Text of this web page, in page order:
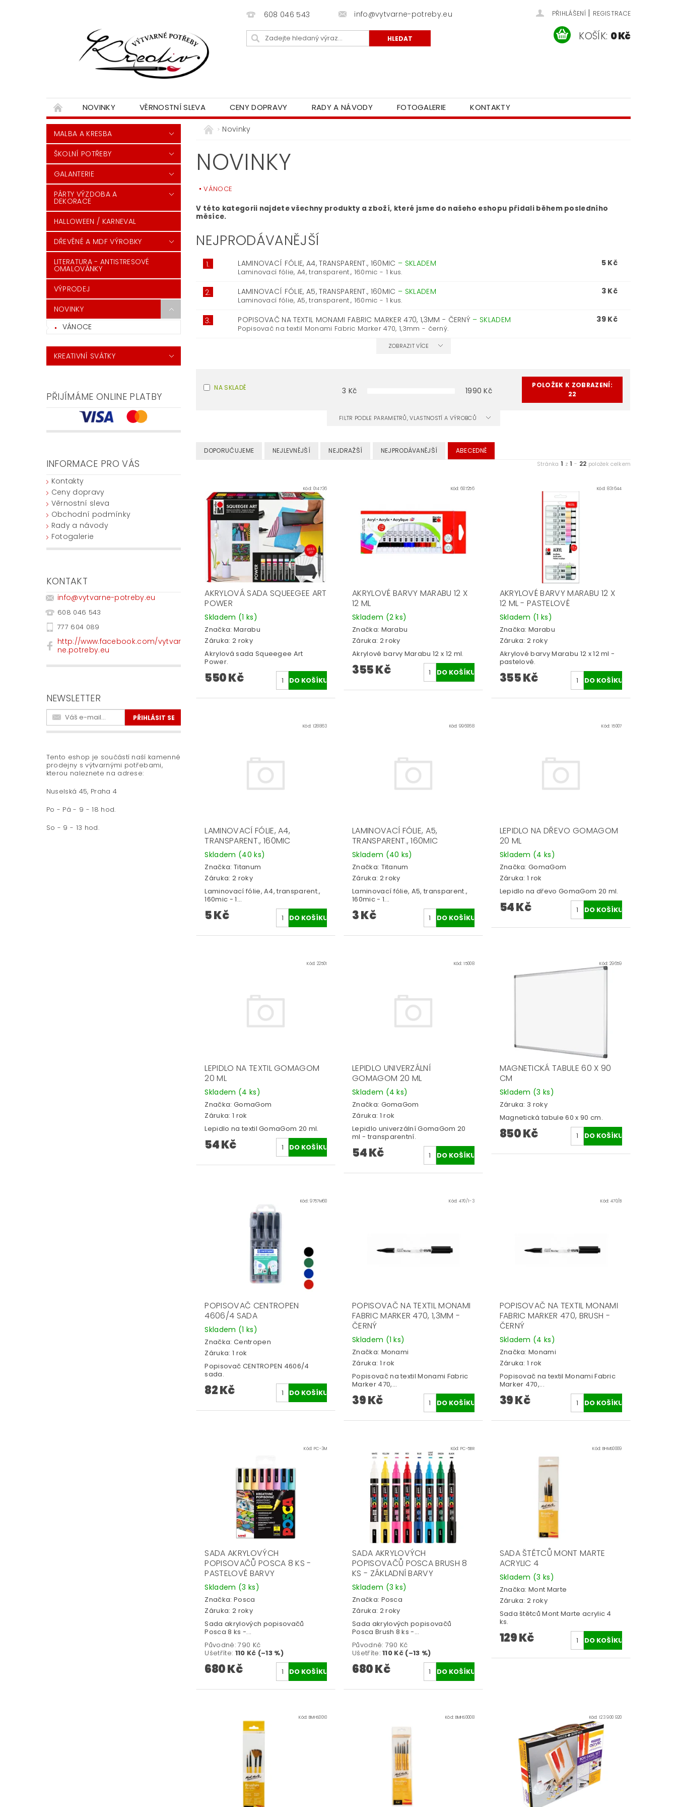
608 046 543 info@vytvarne-potreby.eu PŘIHLÁŠENÍ | REGISTRACE
KOŠÍK: 0 Kč
NOVINKY VĚRNOSTNÍ SLEVA CENY DOPRAVY RADY A NÁVODY FOTOGALERIE KONTAKTY
MALBA A KRESBA
ŠKOLNÍ POTŘEBY
GALANTERIE
PÁRTY VÝZDOBA A
DEKORACE
HALLOWEEN / KARNEVAL
DŘEVĚNÉ A MDF VÝROBKY
LITERATURA - ANTISTRESOVÉ
OMALOVÁNKY
VÝPRODEJ
NOVINKY
VÁNOCE
KREATIVNÍ SVÁTKY
PŘIJÍMÁME ONLINE PLATBY
INFORMACE PRO VÁS
Kontakty
Ceny dopravy
Věrnostní sleva
Obchodní podmínky
Rady a návody
Fotogalerie
KONTAKT
info@vytvarne-potreby.eu
608 046 543
777 604 089
http://www.facebook.com/vytvar
ne.potreby.eu
NEWSLETTER
Tento eshop je součástí naší kamenné
prodejny s výtvarnými potřebami,
kterou naleznete na adrese:
Nuselská 45, Praha 4
Po - Pá - 9 - 18 hod.
So - 9 - 13 hod.
Novinky
NOVINKY
VÁNOCE
V této kategorii najdete všechny produkty a zboží, které jsme do našeho eshopu přidali během posledního
měsíce.
NEJPRODÁVANĚJŠÍ
1. LAMINOVACÍ FÓLIE, A4, TRANSPARENT., 160MIC – SKLADEM
Laminovací fólie, A4, transparent., 160mic - 1 kus.
5 Kč
2. LAMINOVACÍ FÓLIE, A5, TRANSPARENT., 160MIC – SKLADEM
Laminovací fólie, A5, transparent., 160mic - 1 kus.
3 Kč
3. POPISOVAČ NA TEXTIL MONAMI FABRIC MARKER 470, 1,3MM - ČERNÝ – SKLADEM
Popisovač na textil Monami Fabric Marker 470, 1,3mm - černý.
39 Kč
ZOBRAZIT VÍCE
NA SKLADĚ 3 Kč 1990 Kč
POLOŽEK K ZOBRAZENÍ:
22
FILTR PODLE PARAMETRŮ, VLASTNOSTÍ A VÝROBCŮ
DOPORUČUJEME NEJLEVNĚJŠÍ NEJDRAŽŠÍ NEJPRODÁVANĚJŠÍ ABECEDNĚ
Stránka1 z1 - 22 položek celkem
Kód: 014736
AKRYLOVÁ SADA SQUEEGEE ART
POWER
Skladem (1 ks)
Značka: Marabu
Záruka: 2 roky
Akrylová sada Squeegee Art
Power.
550 Kč
Kód:607256
AKRYLOVÉ BARVY MARABU 12 X
12 ML
Skladem (2 ks)
Značka: Marabu
Záruka: 2 roky
Akrylové barvy Marabu 12 x 12 ml.
355 Kč
Kód: 831644
AKRYLOVÉ BARVY MARABU 12 X
12 ML - PASTELOVÉ
Skladem (1 ks)
Značka:Marabu
Záruka: 2 roky
Akrylové barvy Marabu 12 x 12 ml -
pastelové.
355 Kč
Kód: 128863
LAMINOVACÍ FÓLIE, A4,
TRANSPARENT., 160MIC
Skladem (40 ks)
Značka: Titanum
Záruka: 2 roky
Laminovací fólie, A4, transparent.,
160mic - 1...
5 Kč
Kód:996068
LAMINOVACÍ FÓLIE, A5,
TRANSPARENT., 160MIC
Skladem (40 ks)
Značka: Titanum
Záruka: 2 roky
Laminovací fólie, A5, transparent.,
160mic - 1...
3 Kč
Kód:15007
LEPIDLO NA DŘEVO GOMAGOM
20 ML
Skladem (4 ks)
Značka:GomaGom
Záruka: 1 rok
Lepidlo na dřevo GomaGom 20 ml.
54 Kč
Kód: 22501
LEPIDLO NA TEXTIL GOMAGOM
20 ML
Skladem (4 ks)
Značka: GomaGom
Záruka: 1 rok
Lepidlo na textil GomaGom 20 ml.
54 Kč
Kód:15008
LEPIDLO UNIVERZÁLNÍ
GOMAGOM 20 ML
Skladem (4 ks)
Značka: GomaGom
Záruka: 1 rok
Lepidlo univerzální GomaGom 20
ml - transparentní.
54 Kč
Kód:29659
MAGNETICKÁ TABULE 60 X 90
CM
Skladem (3 ks)
Záruka: 3 roky
Magnetická tabule 60 x 90 cm.
850 Kč
Kód:9757M60
POPISOVAČ CENTROPEN
4606/4 SADA
Skladem (1 ks)
Značka: Centropen
Záruka: 1 rok
Popisovač CENTROPEN 4606/4
sada.
82 Kč
Kód: 470/1-3
POPISOVAČ NA TEXTIL MONAMI
FABRIC MARKER 470, 1,3MM -
ČERNÝ
Skladem (1 ks)
Značka: Monami
Záruka: 1 rok
Popisovač na textil Monami Fabric
Marker 470,...
39 Kč
Kód:470/B
POPISOVAČ NA TEXTIL MONAMI
FABRIC MARKER 470, BRUSH -
ČERNÝ
Skladem (4 ks)
Značka:Monami
Záruka: 1 rok
Popisovač na textil Monami Fabric
Marker 470,...
39 Kč
Kód: PC-3M
SADA AKRYLOVÝCH
POPISOVAČŮ POSCA 8 KS -
PASTELOVÉ BARVY
Skladem (3 ks)
Značka: Posca
Záruka: 2 roky
Sada akrylových popisovačů
Posca 8 ks -...
Původně:790 Kč
Ušetříte: 110 Kč (–13 %)
680 Kč
Kód:PC-5BR
SADA AKRYLOVÝCH
POPISOVAČŮ POSCA BRUSH 8
KS - ZÁKLADNÍ BARVY
Skladem (3 ks)
Značka: Posca
Záruka: 2 roky
Sada akrylových popisovačů
Posca Brush 8 ks -...
Původně: 790 Kč
Ušetříte:110 Kč (–13 %)
680 Kč
Kód:BHMS0009
SADA ŠTĚTCŮ MONT MARTE
ACRYLIC 4
Skladem (3 ks)
Značka:Mont Marte
Záruka: 2 roky
Sada štětců Mont Marte acrylic 4
ks.
129 Kč
Kód: BMHS0010 Kód: BMHS0008 Kód:123 900 920